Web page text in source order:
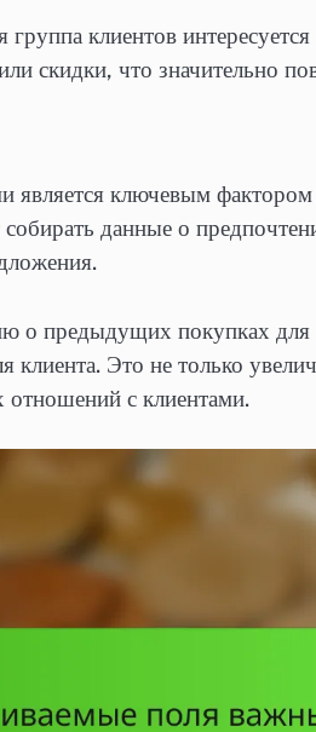
клиентов
скидки, что значительно
является ключевым
данные о
о предыдущих покупках
клиента. Это не только
с клиентами.